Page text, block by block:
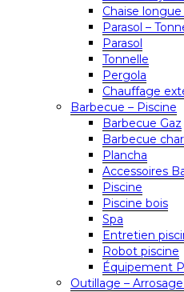
Chaise longue
Parasol –
Parasol
Tonnelle
Pergola
Chauffage
Barbecue – Piscine
Barbecue Gaz
Barbecue
Plancha
Accessoires
Piscine
Piscine bois
Spa
Entretien
Robot piscine
Équipement
Outillage –